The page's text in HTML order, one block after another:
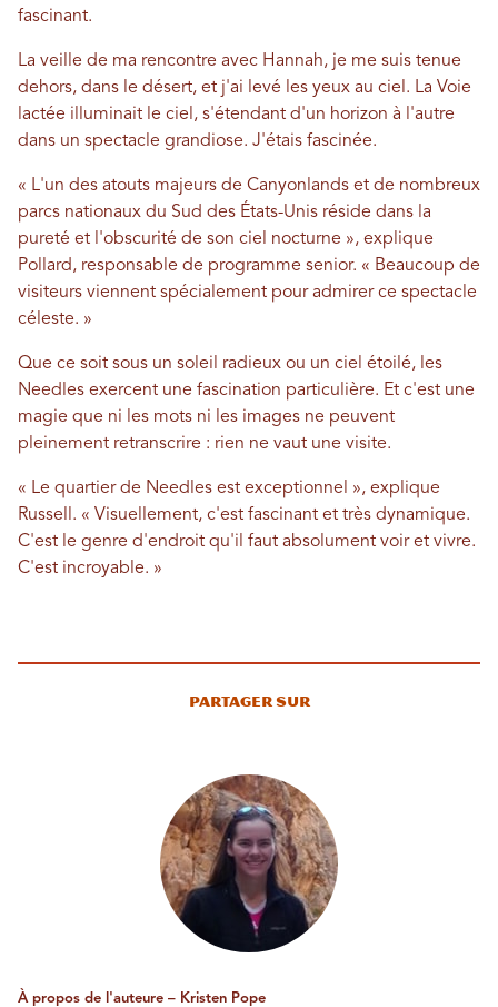
fascinant.
La veille de ma rencontre avec Hannah, je me suis tenue
dehors, dans le désert, et j'ai levé les yeux au ciel. La Voie
lactée illuminait le ciel, s'étendant d'un horizon à l'autre
dans un spectacle grandiose. J'étais fascinée.
« L'un des atouts majeurs de Canyonlands et de nombreux
parcs nationaux du Sud des États-Unis réside dans la
pureté et l'obscurité de son ciel nocturne », explique
Pollard, responsable de programme senior. « Beaucoup de
visiteurs viennent spécialement pour admirer ce spectacle
céleste. »
Que ce soit sous un soleil radieux ou un ciel étoilé, les
Needles exercent une fascination particulière. Et c'est une
magie que ni les mots ni les images ne peuvent
pleinement retranscrire : rien ne vaut une visite.
« Le quartier de Needles est exceptionnel », explique
Russell. « Visuellement, c'est fascinant et très dynamique.
C'est le genre d'endroit qu'il faut absolument voir et vivre.
C'est incroyable. »
Partager sur
À propos de l'auteure – Kristen Pope